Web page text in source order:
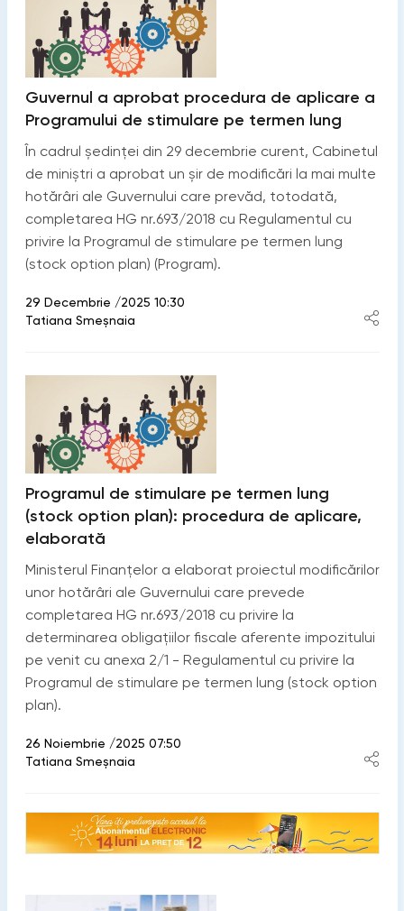
Guvernul a aprobat procedura de aplicare a
Programului de stimulare pe termen lung
În cadrul ședinței din 29 decembrie curent, Cabinetul
de miniștri a aprobat un șir de modificări la mai multe
hotărâri ale Guvernului care prevăd, totodată,
completarea HG nr.693/2018 cu Regulamentul cu
privire la Programul de stimulare pe termen lung
(stock option plan) (Program).
29 Decembrie /2025 10:30
Tatiana Smeșnaia
Programul de stimulare pe termen lung
(stock option plan): procedura de aplicare,
elaborată
Ministerul Finanțelor a elaborat proiectul modificărilor
unor hotărâri ale Guvernului care prevede
completarea HG nr.693/2018 cu privire la
determinarea obligaţiilor fiscale aferente impozitului
pe venit cu anexa 2/1 - Regulamentul cu privire la
Programul de stimulare pe termen lung (stock option
plan).
26 Noiembrie /2025 07:50
Tatiana Smeșnaia